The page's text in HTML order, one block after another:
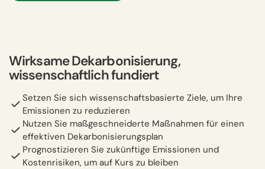
Wirksame Dekarbonisierung,
wissenschaftlich fundiert
Setzen Sie sich wissenschaftsbasierte Ziele, um Ihre
Emissionen zu reduzieren
Nutzen Sie maßgeschneiderte Maßnahmen für einen
effektiven Dekarbonisierungsplan
Prognostizieren Sie zukünftige Emissionen und
Kostenrisiken, um auf Kurs zu bleiben